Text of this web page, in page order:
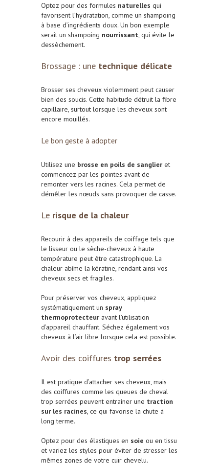
Optez pour des formules naturelles qui
favorisent l’hydratation, comme un shampoing
à base d’ingrédients doux. Un bon exemple
serait un shampoing nourrissant, qui évite le
dessèchement.
Brossage : une technique délicate
Brosser ses cheveux violemment peut causer
bien des soucis. Cette habitude détruit la fibre
capillaire, surtout lorsque les cheveux sont
encore mouillés.
Le bon geste à adopter
Utilisez une brosse en poils de sanglier et
commencez par les pointes avant de
remonter vers les racines. Cela permet de
démêler les nœuds sans provoquer de casse.
Le risque de la chaleur
Recourir à des appareils de coiffage tels que
le lisseur ou le sèche-cheveux à haute
température peut être catastrophique. La
chaleur abîme la kératine, rendant ainsi vos
cheveux secs et fragiles.
Pour préserver vos cheveux, appliquez
systématiquement un spray
thermoprotecteur avant l’utilisation
d’appareil chauffant. Séchez également vos
cheveux à l’air libre lorsque cela est possible.
Avoir des coiffures trop serrées
Il est pratique d’attacher ses cheveux, mais
des coiffures comme les queues de cheval
trop serrées peuvent entraîner une traction
sur les racines, ce qui favorise la chute à
long terme.
Optez pour des élastiques en soie ou en tissu
et variez les styles pour éviter de stresser les
mêmes zones de votre cuir chevelu.